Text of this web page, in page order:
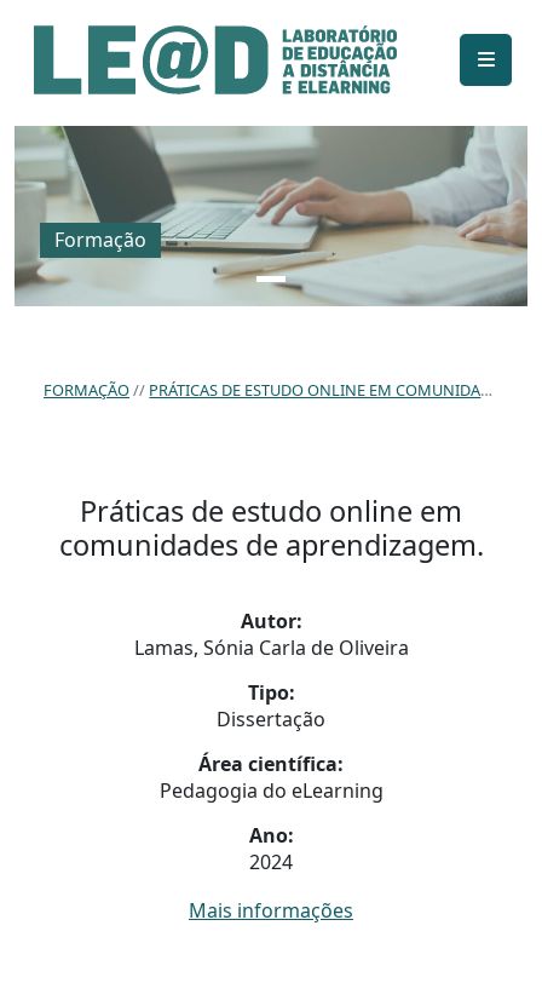
Ir para o conteúdo principal
Informações de acessibilidade
Mapa do site
Formação
FORMAÇÃO PRÁTICAS DE ESTUDO ONLINE EM COMUNIDADES DE APRENDIZAGEM.
Práticas de estudo online em
comunidades de aprendizagem.
Autor:
Lamas, Sónia Carla de Oliveira
Tipo:
Dissertação
Área científica:
Pedagogia do eLearning
Ano:
2024
Mais informações